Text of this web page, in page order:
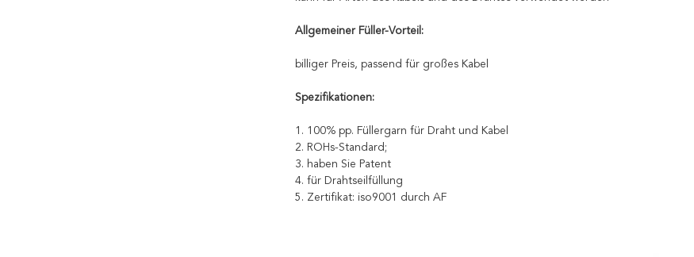
Allgemeiner Füller-Vorteil:
billiger Preis, passend für großes Kabel
Spezifikationen:
1. 100% pp. Füllergarn für Draht und Kabel
2. ROHs-Standard;
3. haben Sie Patent
4. für Drahtseilfüllung
5. Zertifikat: iso9001 durch AF